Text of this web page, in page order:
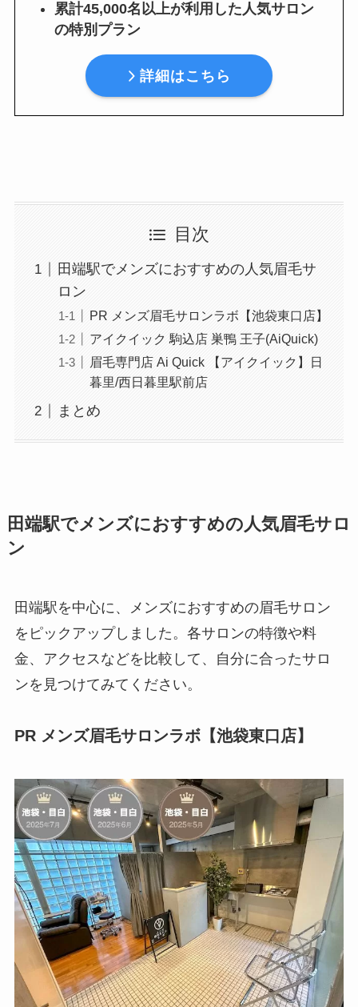
累計45,000名以上が利用した人気サロン
の特別プラン
詳細はこちら
目次
田端駅でメンズにおすすめの人気眉毛サ
ロン
PR メンズ眉毛サロンラボ【池袋東口店】
アイクイック 駒込店 巣鴨 王子(AiQuick)
眉毛専門店 Ai Quick 【アイクイック】日
暮里/西日暮里駅前店
まとめ
田端駅でメンズにおすすめの人気眉毛サロ
ン
田端駅を中心に、メンズにおすすめの眉毛サロン
をピックアップしました。各サロンの特徴や料
金、アクセスなどを比較して、自分に合ったサロ
ンを見つけてみてください。
PR メンズ眉毛サロンラボ【池袋東口店】